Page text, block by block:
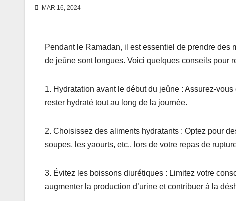
MAR 16, 2024
Pendant le Ramadan, il est essentiel de prendre
de jeûne sont longues. Voici quelques conseils pour
1. Hydratation avant le début du jeûne : Assurez-
rester hydraté tout au long de la journée.
2. Choisissez des aliments hydratants : Optez pour
soupes, les yaourts, etc., lors de votre repas de
3. Évitez les boissons diurétiques : Limitez votre
augmenter la production d’urine et contribuer à la